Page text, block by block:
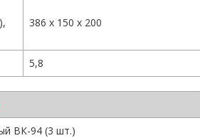
386 х 150 х 200
5,8
ВК-94 (3 шт.)